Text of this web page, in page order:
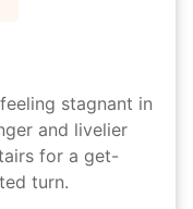
stagnant in
and livelier
for a get-
turn.